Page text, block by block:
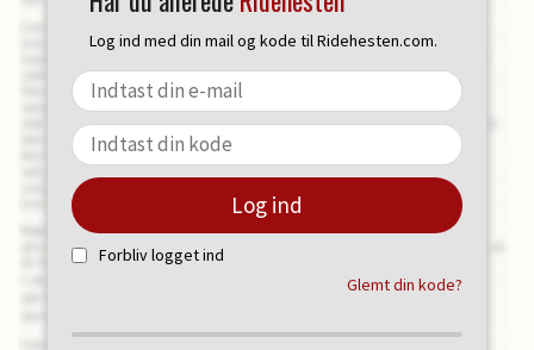
Log ind med din mail og kode til Ridehesten.com.
Forbliv logget ind
Glemt din kode?